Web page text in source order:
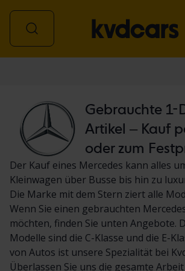
Gebrauchte 1-
Artikel – Kauf
oder zum
Der Kauf eines Mercedes kann alles
Kleinwagen über Busse bis hin zu
Die Marke mit dem Stern ziert alle
Wenn Sie einen gebrauchten
möchten, finden Sie unten Angebote.
Modelle sind die C-Klasse und die E-
von Autos ist unsere Spezialität bei
Überlassen Sie uns die gesamte